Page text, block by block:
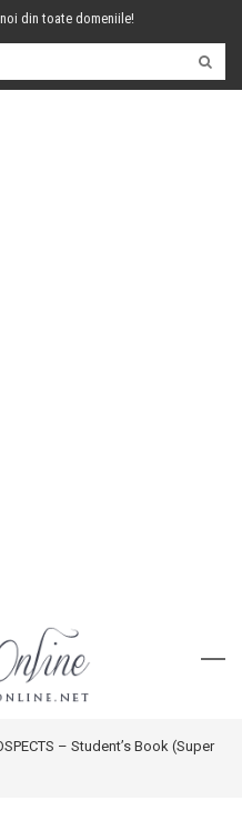
din toate domeniile!
– Student’s Book (Super